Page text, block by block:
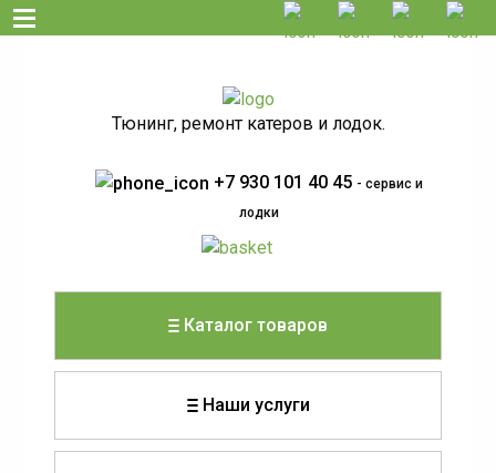
Тюнинг, ремонт катеров и лодок.
+7 930 101 40 45 - сервис и
лодки
Каталог товаров
Наши услуги